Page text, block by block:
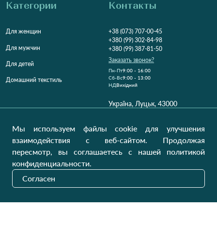
Категории
Для женщин
Для мужчин
Для детей
Домашний текстиль
Контакты
+38 (073) 707-00-45
+380 (99) 302-84-98
+380 (99) 387-81-50
Заказать звонок?
Пн-Пт9:00 - 16:00
Cб-Вс9:00 - 13:00
НДВихідний
Україна, Луцьк, 43000
Наши обновления
Отправить
Мы используем файлы cookie для улучшения
взаимодействия с веб-сайтом. Продолжая
пересмотр, вы соглашаетесь с нашей политикой
конфиденциальности.
Согласен